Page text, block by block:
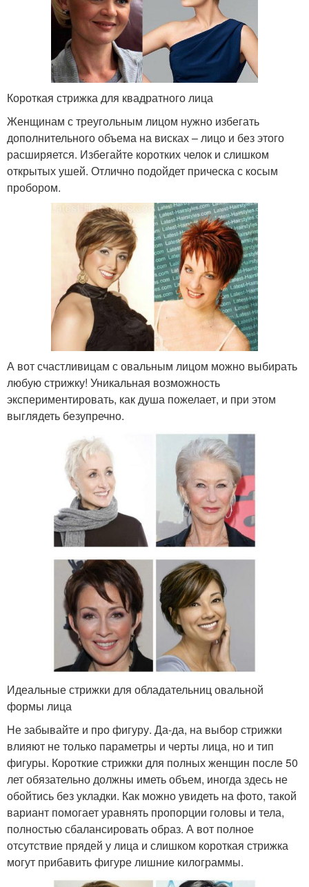
Короткая стрижка для квадратного лица
Женщинам с треугольным лицом нужно избегать
дополнительного объема на висках – лицо и без этого
расширяется. Избегайте коротких челок и слишком
открытых ушей. Отлично подойдет прическа с косым
пробором.
А вот счастливицам с овальным лицом можно выбирать
любую стрижку! Уникальная возможность
экспериментировать, как душа пожелает, и при этом
выглядеть безупречно.
Идеальные стрижки для обладательниц овальной
формы лица
Не забывайте и про фигуру. Да-да, на выбор стрижки
влияют не только параметры и черты лица, но и тип
фигуры. Короткие стрижки для полных женщин после 50
лет обязательно должны иметь объем, иногда здесь не
обойтись без укладки. Как можно увидеть на фото, такой
вариант помогает уравнять пропорции головы и тела,
полностью сбалансировать образ. А вот полное
отсутствие прядей у лица и слишком короткая стрижка
могут прибавить фигуре лишние килограммы.